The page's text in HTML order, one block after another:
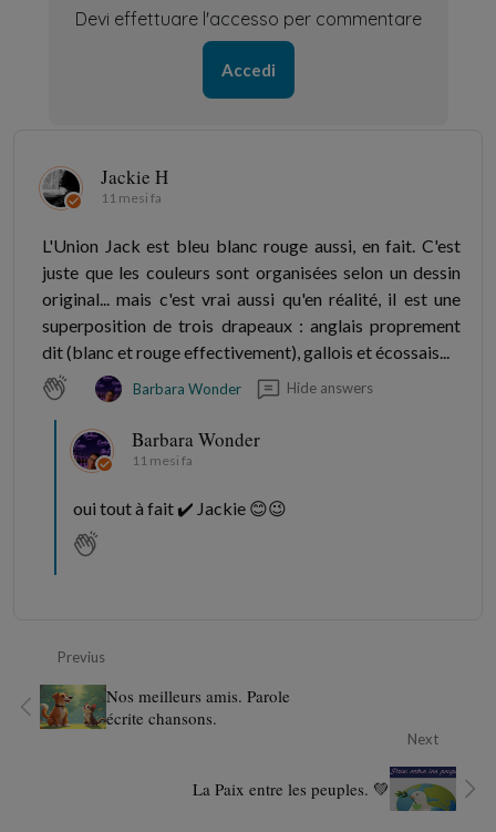
Devi effettuare l'accesso per commentare
Accedi
Jackie H
11 mesi fa
L'Union Jack est bleu blanc rouge aussi, en fait. C'est
juste que les couleurs sont organisées selon un dessin
original... mais c'est vrai aussi qu'en réalité, il est une
superposition de trois drapeaux : anglais proprement
dit (blanc et rouge effectivement), gallois et écossais...
Barbara Wonder Hide answers
Barbara Wonder
11 mesi fa
oui tout à fait ✔️ Jackie 😊😉
Previus
Nos meilleurs amis. Parole
écrite chansons.
Next
La Paix entre les peuples. 💚